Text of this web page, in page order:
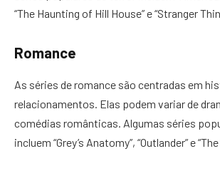
“The Haunting of Hill House” e “Stranger
Romance
As séries de romance são centradas em
relacionamentos. Elas podem variar de
comédias românticas. Algumas séries
incluem “Grey’s Anatomy”, “Outlander” e “The